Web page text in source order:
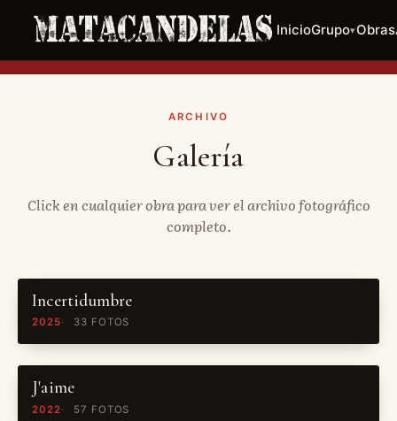
InicioGrupo▾Obras
ARCHIVO
Galería
Click en cualquier obra para ver el archivo fotográfico
completo.
Incertidumbre
2025 33 FOTOS
J'aime
2022 57 FOTOS